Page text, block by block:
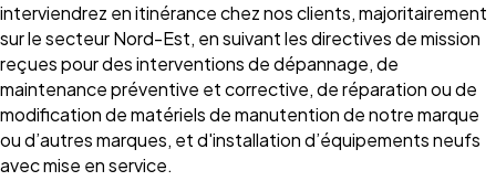
interviendrez en itinérance chez nos clients, majoritairement
sur le secteur Nord-Est, en suivant les directives de mission
reçues pour des interventions de dépannage, de
maintenance préventive et corrective, de réparation ou de
modification de matériels de manutention de notre marque
ou d’autres marques, et d'installation d’équipements neufs
avec mise en service.